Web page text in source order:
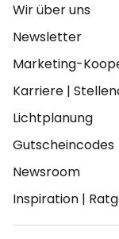
Wir über uns
Newsletter
Marketing-
Karriere |
Lichtplanung
Gutscheincodes
Newsroom
Inspiration |